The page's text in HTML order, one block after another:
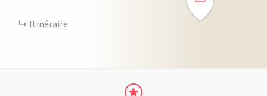
Itinéraire